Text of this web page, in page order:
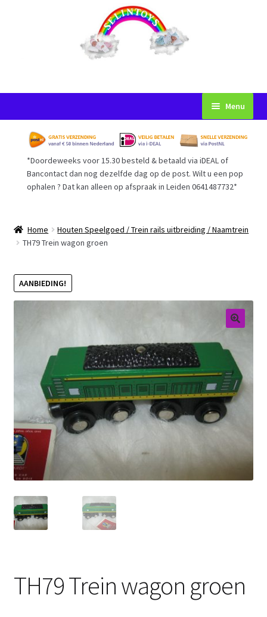
naar
navigatie
inhoud
Menu
Startpagina
Voorwaarden
Afrekenen
Retouren
*Doordeweeks voor 15.30 besteld & betaald via iDEAL of
Bancontact dan nog dezelfde dag op de post. Wilt u een pop
ophalen ? Dat kan alleen op afspraak in Leiden 0641487732*
Home
Houten Speelgoed / Trein rails uitbreiding / Naamtrein
TH79 Trein wagon groen
AANBIEDING!
TH79 Trein wagon groen